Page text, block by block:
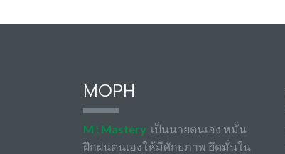
MOPH
M : Mastery เป็นนายตนเอง หมั่น
ฝึกฝนตนเองให้มีศักยภาพ ยึดมั่นใน